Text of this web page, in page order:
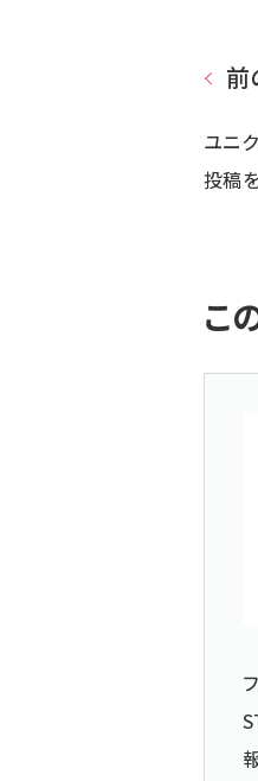
前
ユニ
投稿
こ